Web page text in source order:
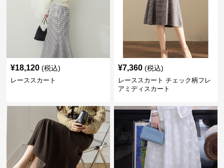
¥18,120 (税込)
レーススカート
¥7,360 (税込)
レーススカート チェック柄フレ
アミディスカート